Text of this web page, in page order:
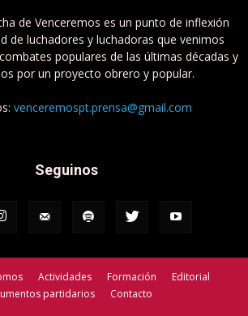
de Venceremos es un punto de inflexión
de luchadores y luchadoras que venimos
populares de las últimas décadas y
por un proyecto obrero y popular.
venceremospt.prensa@gmail.com
Seguinos
Actividades Formación
Editorial
partidarios
Contacto